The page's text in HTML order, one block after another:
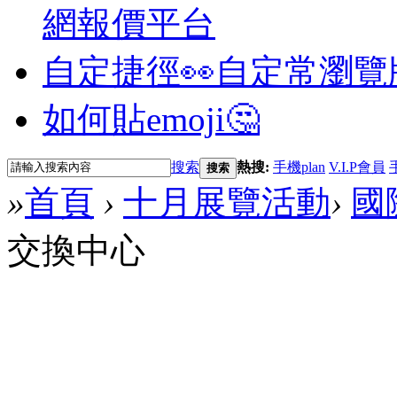
網報價平台
自定捷徑👀自定常瀏
如何貼emoji🤔
搜索 搜索 熱搜: 手機plan V.I.P會員
»首頁 › 十月展覽活動› 國
交換中心